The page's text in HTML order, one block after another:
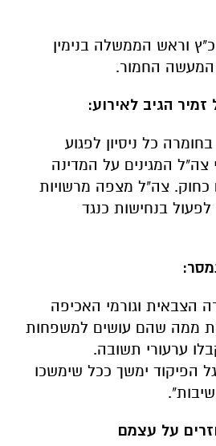
וראש הממשלה בנימין
המעשה החמור.
הגיב לאירוע:
כל ניסיון לפגוע
המגינים על המדינה
צה"ל מצפה מרשויות
בנחישות כנגד
הצבאית וגורמי האכיפה
ממה שהם עושים למשפחות
ערעורי תשובה.
הפיקוד ימשך ככל שימשכו
".
על עצמם